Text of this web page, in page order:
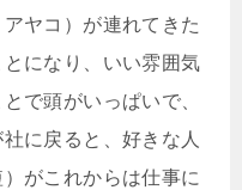
ヤコ）が連れてきた
になり、いい雰囲気
で頭がいっぱいで、
に戻ると、好きな人
がこれからは仕事に